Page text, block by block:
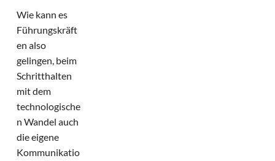
Wie kann es
Führungskräft
en also
gelingen, beim
Schritthalten
mit dem
technologische
n Wandel auch
die eigene
Kommunikatio